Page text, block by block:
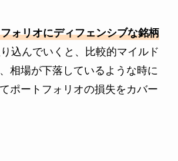
ォリオにディフェンシブな銘柄
込んでいくと、比較的マイルド
相場が下落しているような時に
ポートフォリオの損失をカバー